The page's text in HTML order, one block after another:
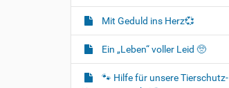
Mit Geduld ins Herz💞
Ein „Leben“ voller Leid 🥺
🐾 Hilfe für unsere Tierschutz-